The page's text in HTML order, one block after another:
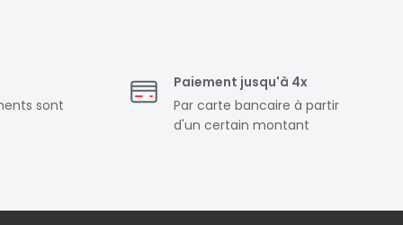
sont
Paiement jusqu'à 4x
Par carte bancaire à partir
d'un certain montant